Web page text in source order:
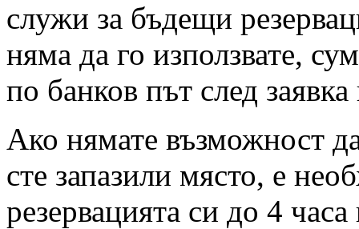
служи за бъдещи
няма да го използвате,
по банков път след
Ако нямате възможност
сте запазили място, е
резервацията си до 4